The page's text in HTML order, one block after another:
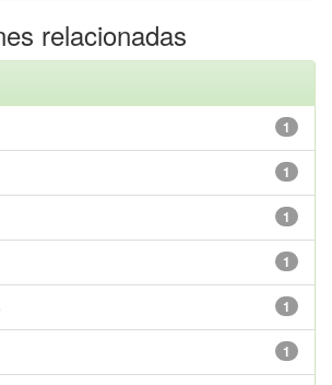
relacionadas
1
1
1
1
1
1